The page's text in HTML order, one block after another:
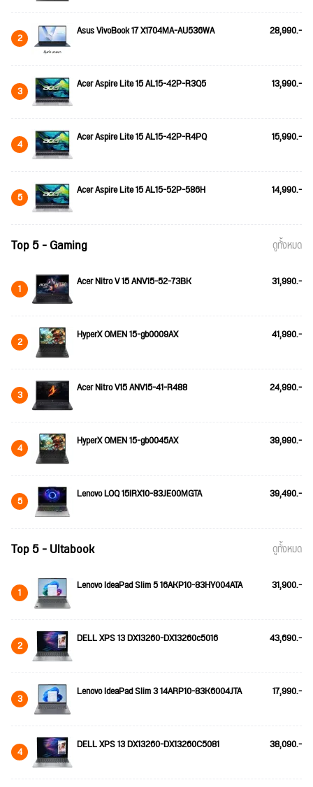
2 Asus VivoBook 17 X1704MA-AU536WA 28,990.-
3 Acer Aspire Lite 15 AL15-42P-R3Q5 13,990.-
4 Acer Aspire Lite 15 AL15-42P-R4PQ 15,990.-
5 Acer Aspire Lite 15 AL15-52P-586H 14,990.-
Top 5 - Gaming ดูทั้งหมด
1 Acer Nitro V 15 ANV15-52-73BK 31,990.-
2 HyperX OMEN 15-gb0009AX 41,990.-
3 Acer Nitro V15 ANV15-41-R488 24,990.-
4 HyperX OMEN 15-gb0045AX 39,990.-
5 Lenovo LOQ 15IRX10-83JE00MGTA 39,490.-
Top 5 - Ultabook ดูทั้งหมด
1 Lenovo IdeaPad Slim 5 16AKP10-83HY004ATA 31,900.-
2 DELL XPS 13 DX13260-DX13260c5016 43,690.-
3 Lenovo IdeaPad Slim 3 14ARP10-83K6004JTA 17,990.-
4 DELL XPS 13 DX13260-DX13260C5081 38,090.-